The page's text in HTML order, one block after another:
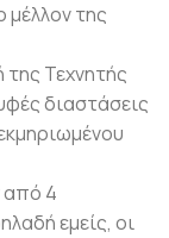
μέλλον της
της Τεχνητής
διαστάσεις
από 4
εμείς, οι